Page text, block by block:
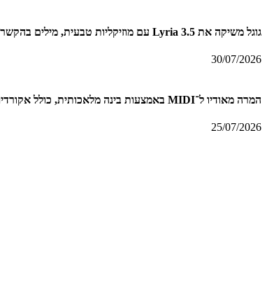
גוגל משיקה את Lyria 3.5 עם מוזיקליות טבעית, מילים בהקשר וקולות אנושיים
30/07/2026
המרה מאודיו ל־MIDI באמצעות בינה מלאכותית, כולל אקורדים, סולם וקצב + מדריך
25/07/2026